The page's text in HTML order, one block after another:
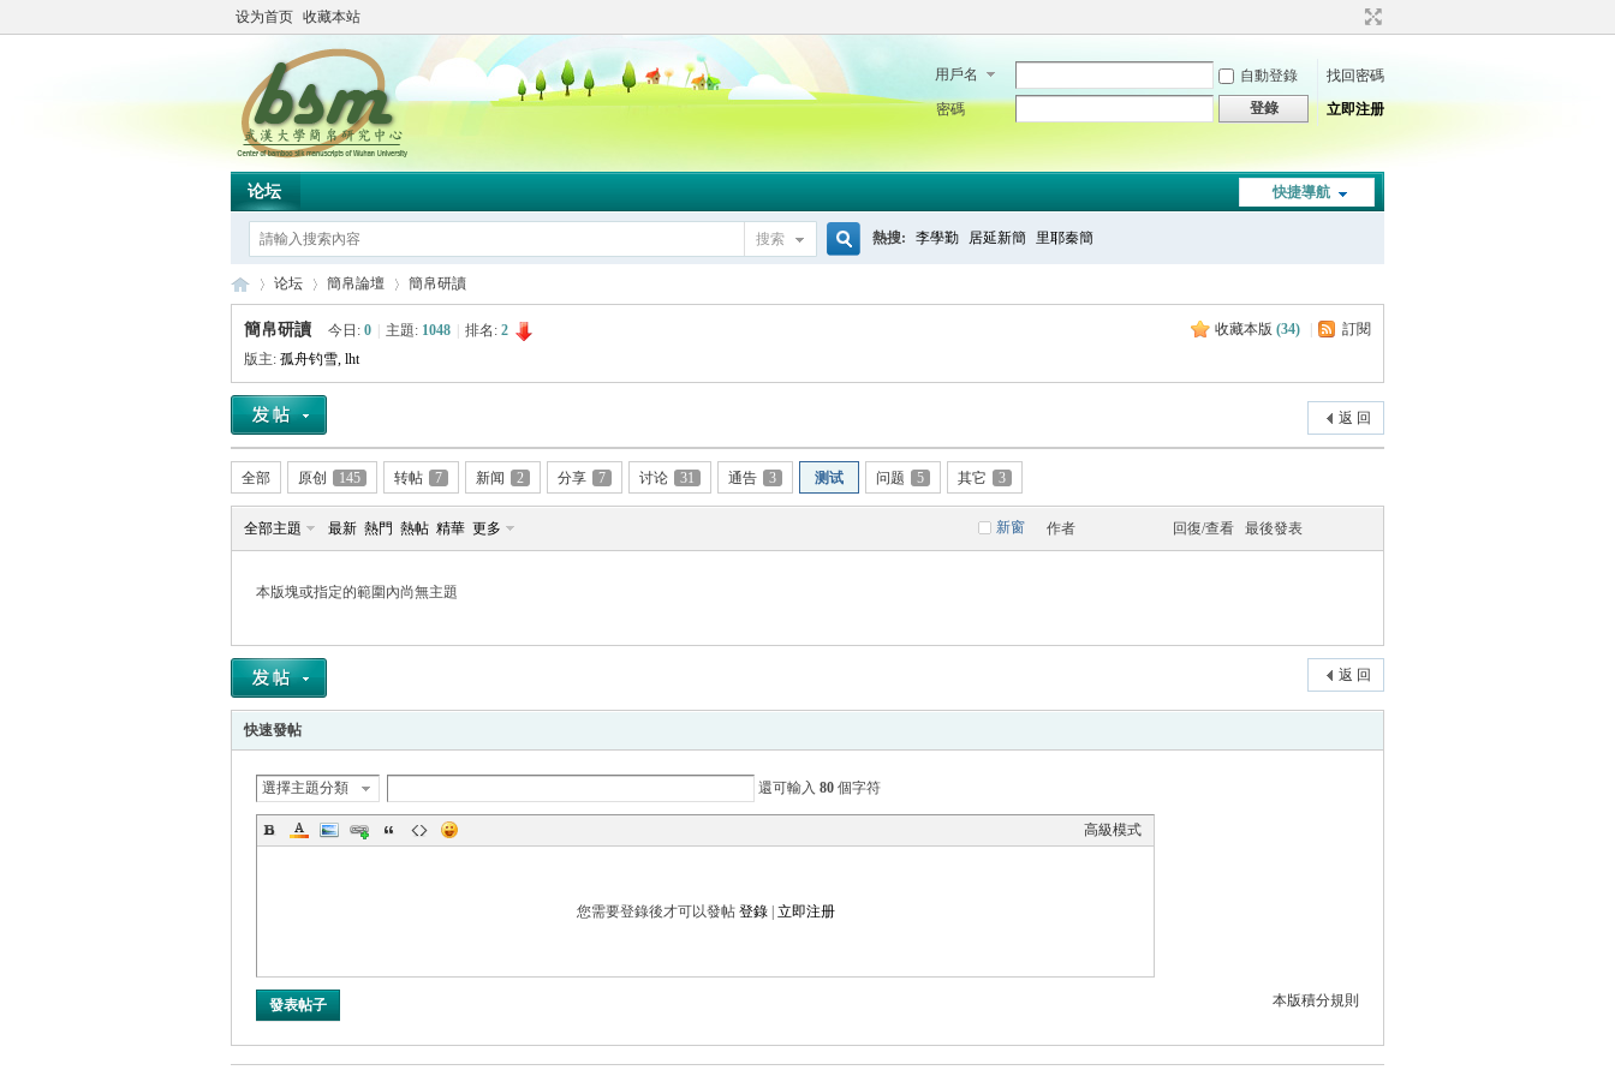
设为首页 收藏本站
用戶名 自動登錄
找回密碼
密碼
登錄 立即注册
快捷導航
论坛
搜索 熱搜: 李學勤 居延新簡 里耶秦簡
简 »
论坛
›
簡帛論壇
›
簡帛研讀
收藏本版 (34) 訂閱
簡帛研讀 今日: 0 主題: 1048 排名: 2
版主: 孤舟钓雪, lht
返 回
全部 原创 145 转帖 7 新闻 2 分享 7 讨论 31 通告 3 测试 问题 5 其它 3
新窗
全部主題 最新 熱門 熱帖 精華 更多 作者 回復/查看 最後發表
本版塊或指定的範圍內尚無主題
返 回
快速發帖
選擇主題分類 還可輸入 80 個字符
高級模式
您需要登錄後才可以發帖 登錄| 立即注册
本版積分規則
發表帖子